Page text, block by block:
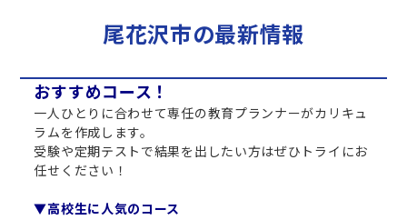
尾花沢市の最新情報
おすすめコース！
一人ひとりに合わせて専任の教育プランナーがカリキュ
ラムを作成します。
受験や定期テストで結果を出したい方はぜひトライにお
任せください！
▼高校生に人気のコース